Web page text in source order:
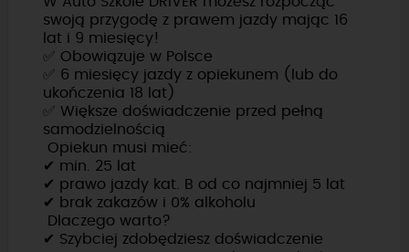
swoją przygodę z prawem jazdy mając 16
lat i 9 miesięcy!
✅ Obowiązuje w Polsce
✅ 6 miesięcy jazdy z opiekunem (lub do
ukończenia 18 lat)
✅ Większe doświadczenie przed pełną
samodzielnością
Opiekun musi mieć:
✔ min. 25 lat
✔ prawo jazdy kat. B od co najmniej 5 lat
✔ brak zakazów i 0% alkoholu
Dlaczego warto?
✔ Szybciej zdobędziesz doświadczenie